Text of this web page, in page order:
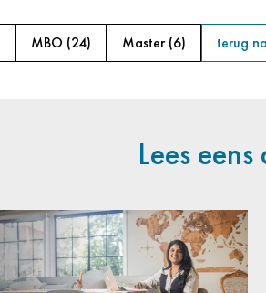
MBO (24) Master(6) terug
Lees